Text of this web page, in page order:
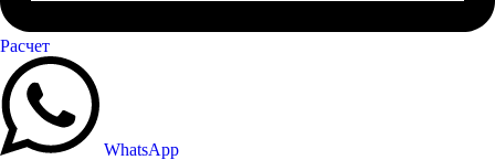
Расчет
WhatsApp